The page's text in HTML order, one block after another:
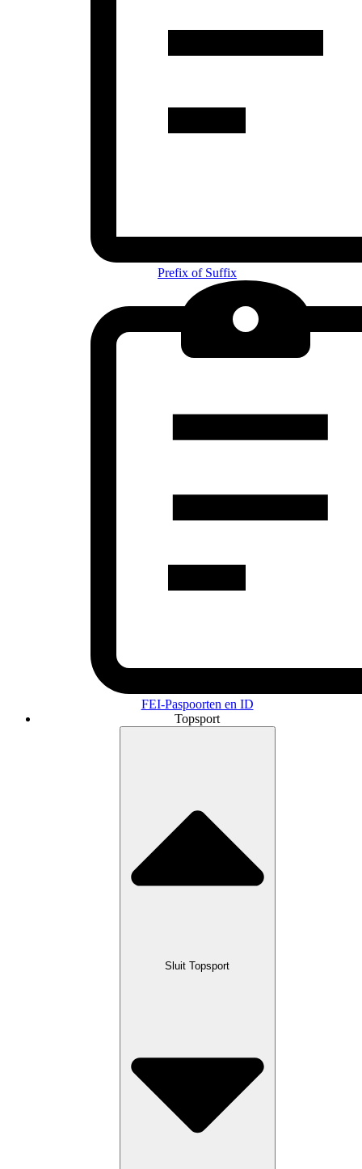
Prefix of Suffix
FEI-Paspoorten en ID
Topsport
Sluit Topsport